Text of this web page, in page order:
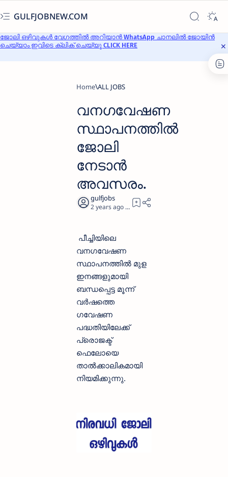
GULFJOBNEW.COM
ജോലി ഒഴിവുകൾ വേഗത്തിൽ അറിയാൻ WhatsApp ചാനലിൽ ജോയിൻ
ചെയ്യാം ഇവിടെ ക്ലിക് ചെയ്യൂ CLICK HERE
Home ALL JOBS
വനഗവേഷണ
സ്ഥാപനത്തില്‍
ജോലി
നേടാൻ
അവസരം.
2 years ago 0
പീച്ചിയിലെ
വനഗവേഷണ
സ്ഥാപനത്തില്‍ മുള
ഇനങ്ങളുമായി
ബന്ധപ്പെട്ട മൂന്ന്
വര്‍ഷത്തെ
ഗവേഷണ
പദ്ധതിയിലേക്ക്
പ്രൊജക്ട്
ഫെലോയെ
താല്‍ക്കാലികമായി
നിയമിക്കുന്നു.